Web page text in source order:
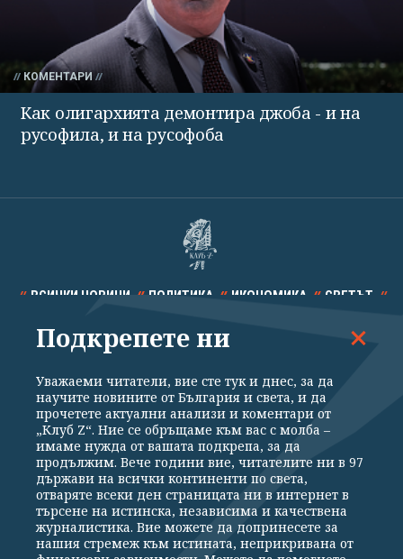
КОМЕНТАРИ
Как олигархията демонтира джоба - и на
русофила, и на русофоба
ВСИЧКИ НОВИНИ ПОЛИТИКА ИКОНОМИКА СВЕТЪТ
СПОРТ КУЛТУРА ТЕХНОЛОГИИ КАЛЕЙДОСКОП
Общи условия
Политика за поверителност
Реклама
Партньори Контакти
За Клуб Z
Екип
Подкрепете ни
Подкрепете ни
Уважаеми читатели, вие сте тук и днес, за да
научите новините от България и света, и да
прочетете актуални анализи и коментари от
„Клуб Z“. Ние се обръщаме към вас с молба –
имаме нужда от вашата подкрепа, за да
продължим. Вече години вие, читателите ни в 97
държави на всички континенти по света,
отваряте всеки ден страницата ни в интернет в
търсене на истинска, независима и качествена
журналистика. Вие можете да допринесете за
нашия стремеж към истината, неприкривана от